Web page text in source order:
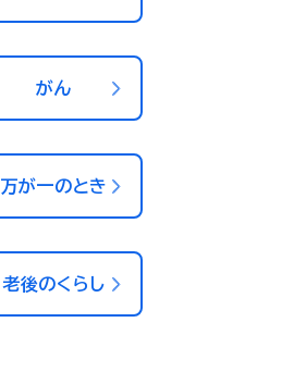
がん
万が一のとき
老後のくらし